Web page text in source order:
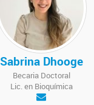
Sabrina Dhooge
Becaria Doctoral
Lic. en Bioquímica